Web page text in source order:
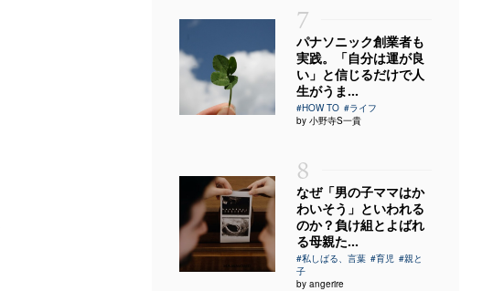
7
パナソニック創業者も
実践。「自分は運が良
い」と信じるだけで人
生がうま...
#HOW TO #ライフ
by 小野寺S一貴
8
なぜ「男の子ママはか
わいそう」といわれる
のか？負け組とよばれ
る母親た...
#私しばる、言葉 #育児 #親と
子
by angerire